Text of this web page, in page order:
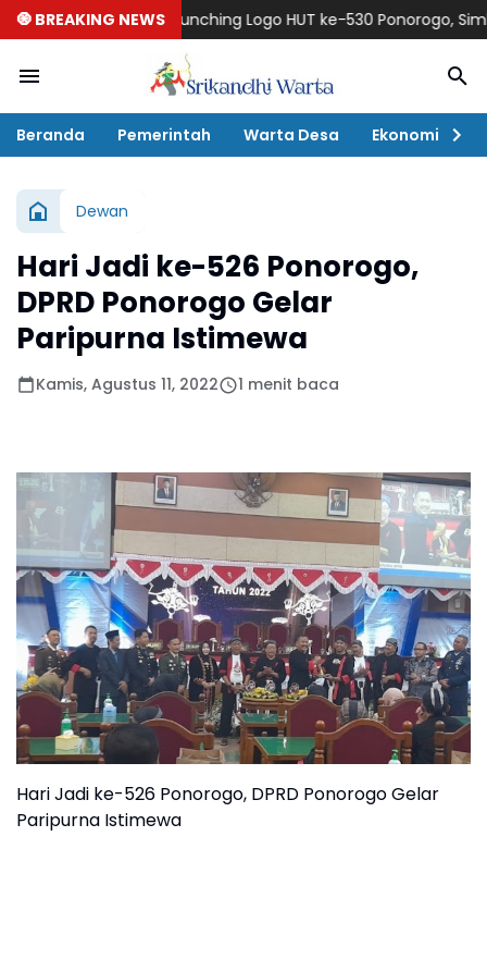
🧿 BREAKING NEWS
Launching Logo HUT ke-530 Ponorogo, Simbol
Beranda Pemerintah Warta Desa Ekonomi
Dewan
Hari Jadi ke-526 Ponorogo,
DPRD Ponorogo Gelar
Paripurna Istimewa
Kamis, Agustus 11, 2022 1 menit baca
Hari Jadi ke-526 Ponorogo, DPRD Ponorogo Gelar
Paripurna Istimewa